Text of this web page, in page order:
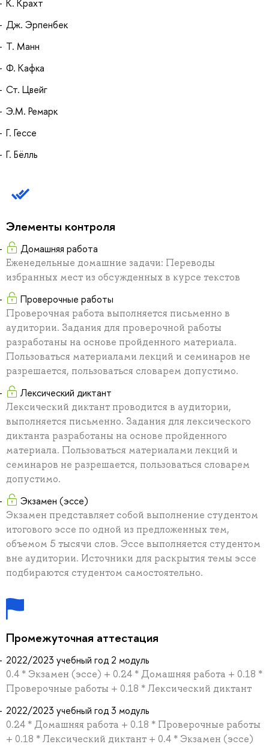
К. Крахт
Дж. Эрпенбек
Т. Манн
Ф. Кафка
Ст. Цвейг
Э.М. Ремарк
Г. Гессе
Г. Бёлль
Элементы контроля
Домашняя работа
Еженедельные домашние задачи: Переводы
избранных мест из обсужденных в курсе текстов
Проверочные работы
Проверочная работа выполняется письменно в
аудитории. Задания для проверочной работы
разработаны на основе пройденного материала.
Пользоваться материалами лекций и семинаров не
разрешается, пользоваться словарем допустимо.
Лексический диктант
Лексический диктант проводится в аудитории,
выполняется письменно. Задания для лексического
диктанта разработаны на основе пройденного
материала. Пользоваться материалами лекций и
семинаров не разрешается, пользоваться словарем
допустимо.
Экзамен (эссе)
Экзамен представляет собой выполнение студентом
итогового эссе по одной из предложенных тем,
объемом 5 тысячи слов. Эссе выполняется студентом
вне аудитории. Источники для раскрытия темы эссе
подбираются студентом самостоятельно.
Промежуточная аттестация
2022/2023 учебный год 2 модуль
0.4 * Экзамен (эссе) + 0.24 * Домашняя работа + 0.18 *
Проверочные работы + 0.18 * Лексический диктант
2022/2023 учебный год 3 модуль
0.24 * Домашняя работа + 0.18 * Проверочные работы
+ 0.18 * Лексический диктант + 0.4 * Экзамен (эссе)